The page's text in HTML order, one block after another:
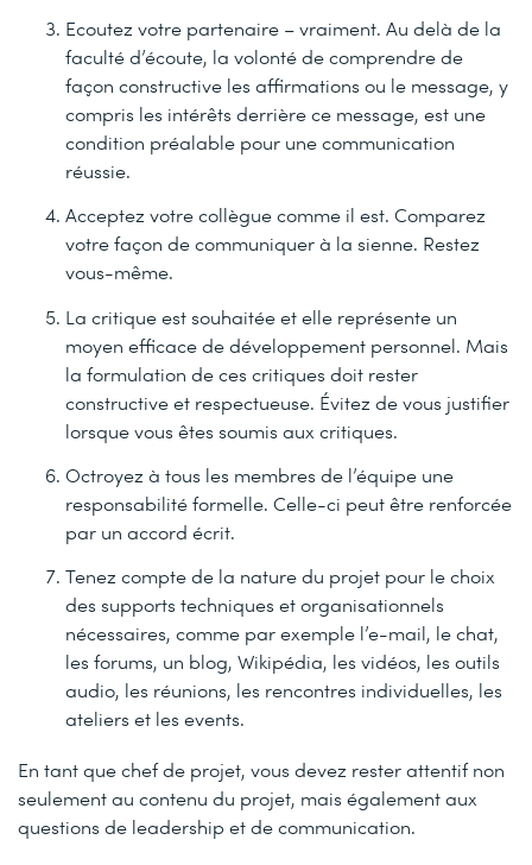
Ecoutez votre partenaire – vraiment. Au delà de la
faculté d’écoute, la volonté de comprendre de
façon constructive les affirmations ou le message, y
compris les intérêts derrière ce message, est une
condition préalable pour une communication
réussie.
Acceptez votre collègue comme il est. Comparez
votre façon de communiquer à la sienne. Restez
vous-même.
La critique est souhaitée et elle représente un
moyen efficace de développement personnel. Mais
la formulation de ces critiques doit rester
constructive et respectueuse. Évitez de vous justifier
lorsque vous êtes soumis aux critiques.
Octroyez à tous les membres de l’équipe une
responsabilité formelle. Celle-ci peut être renforcée
par un accord écrit.
Tenez compte de la nature du projet pour le choix
des supports techniques et organisationnels
nécessaires, comme par exemple l’e-mail, le chat,
les forums, un blog, Wikipédia, les vidéos, les outils
audio, les réunions, les rencontres individuelles, les
ateliers et les events.
En tant que chef de projet, vous devez rester attentif non
seulement au contenu du projet, mais également aux
questions de leadership et de communication.